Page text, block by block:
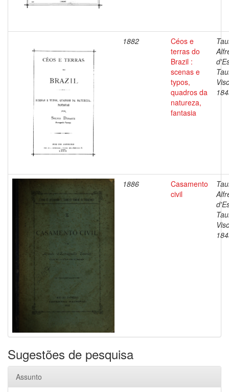
1882
Céos e
terras do
Brazil :
scenas e
typos,
quadros da
natureza,
fantasia
1886
Casamento
civil
Sugestões de pesquisa
Assunto